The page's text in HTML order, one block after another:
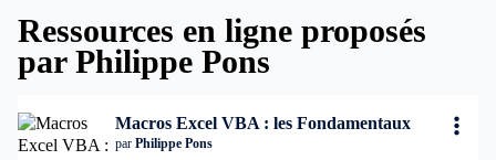
Ressources en ligne proposés
par Philippe Pons
Macros Excel VBA : les Fondamentaux
par Philippe Pons